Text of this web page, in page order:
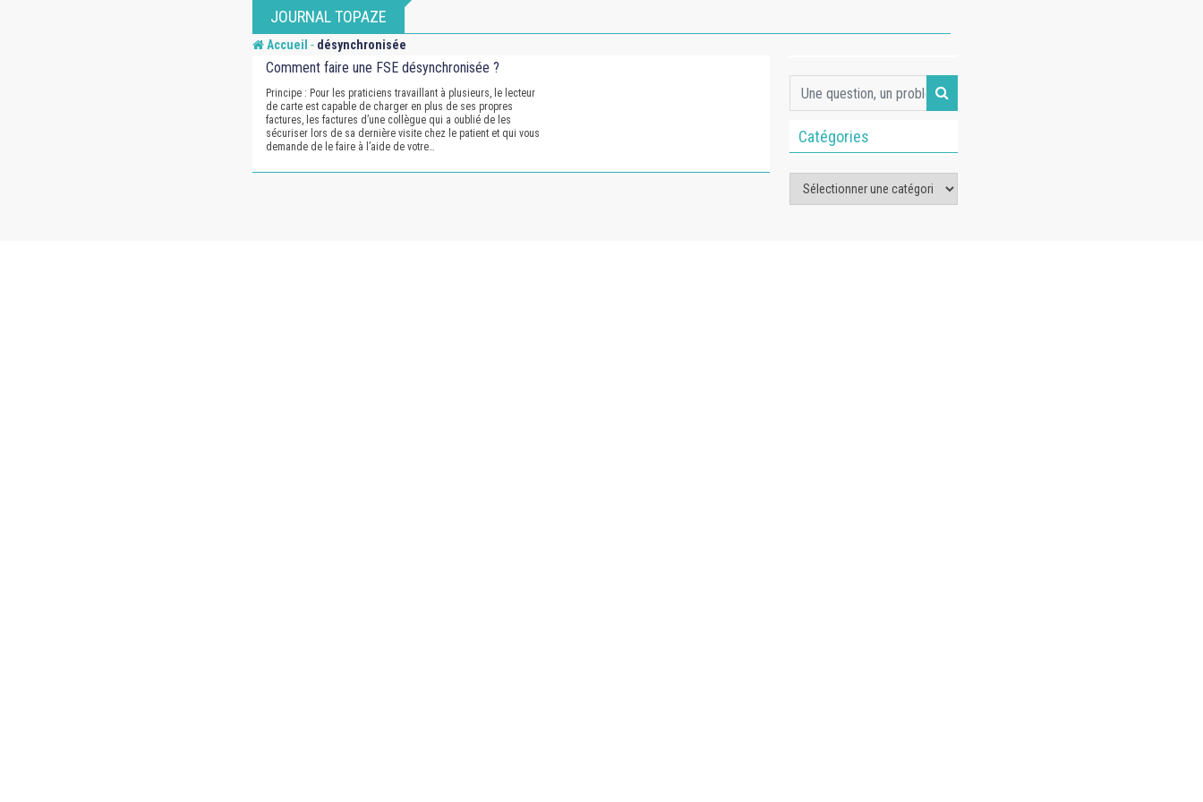
JOURNAL TOPAZE
Accueil - désynchronisée
Comment faire une FSE désynchronisée ?
Principe : Pour les praticiens travaillant à plusieurs, le lecteur
de carte est capable de charger en plus de ses propres
factures, les factures d’une collègue qui a oublié de les
sécuriser lors de sa dernière visite chez le patient et qui vous
demande de le faire à l’aide de votre…
Catégories
Catégories